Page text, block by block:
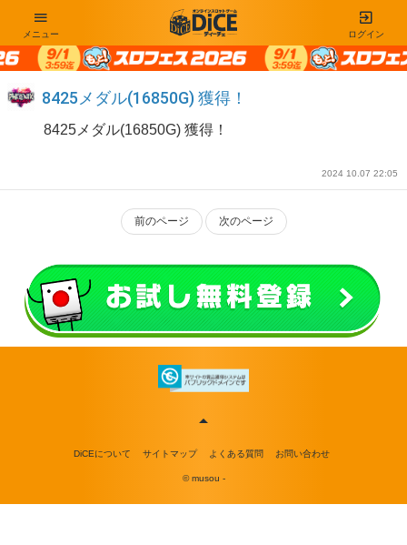
ログイン
メニュー
8425メダル(16850G) 獲得！
8425メダル(16850G) 獲得！
2024 10.07 22:05
前のページ 次のページ
DiCEについて サイトマップ よくある質問 お問い合わせ
© musou -